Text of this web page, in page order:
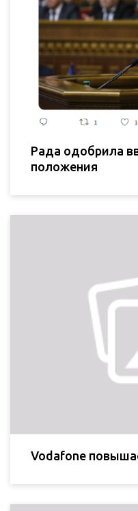
Рада одобрила
положения
Vodafone